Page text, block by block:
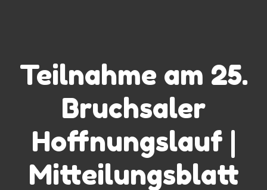
Teilnahme am 25.
Bruchsaler
Hoffnungslauf |
Mitteilungsblatt